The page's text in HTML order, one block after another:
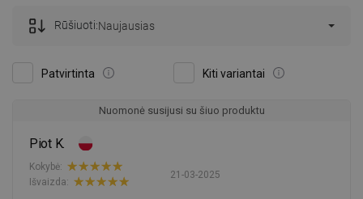
Patvirtinta Kiti variantai
Rūšiuoti:Naujausias
Nuomonė susijusi su šiuo produktu
Piot K.
21-03-2025
Kokybė:
Išvaizda: